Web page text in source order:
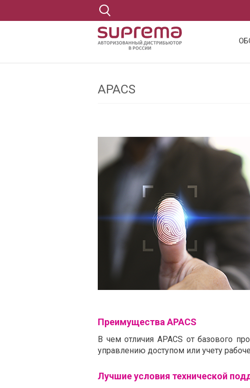
APACS
Преимущества APACS
В чем отличия APACS от базового
управлению доступом или учету
Лучшие условия технической